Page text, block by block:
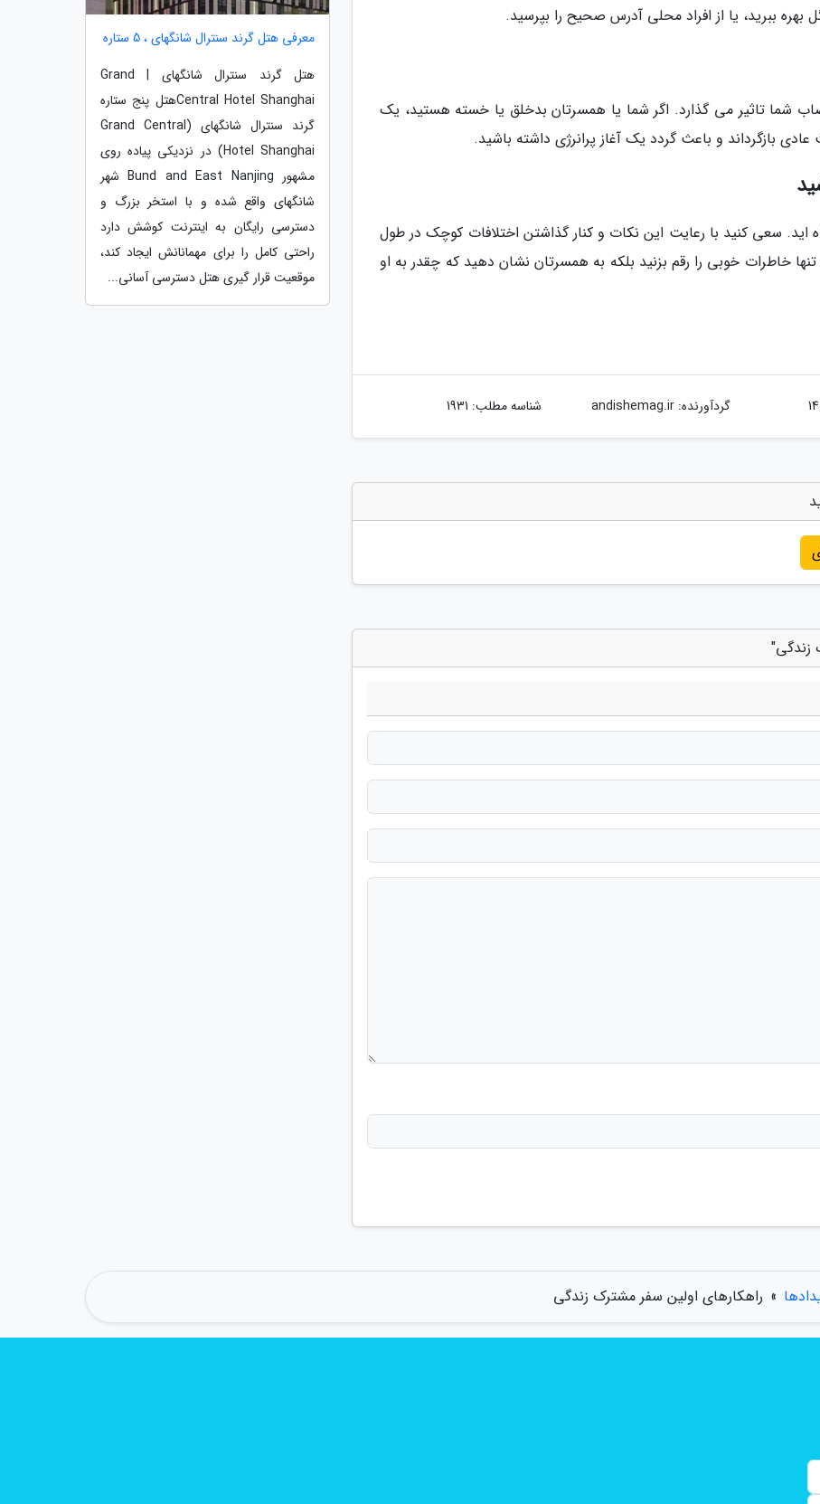
ببرید، یا از افراد محلی آدرس صحیح را بپرسید.
شما تاثیر می گذارد. اگر شما یا همسرتان بدخلق یا خسته هستید، یک
بازگرداند و باعث گردد یک آغاز پرانرژی داشته باشید.
اید. سعی کنید با رعایت این نکات و کنار گذاشتن اختلافات کوچک در طول
خاطرات خوبی را رقم بزنید بلکه به همسرتان نشان دهید که چقدر به او
گردآورنده:andishemag.ir شناسه مطلب: 1931
زندگی"
معرفی هتل گرند سنترال شانگهای ، 5 ستاره
هتل گرند سنترال شانگهای | Grand
Central Hotel Shanghaiهتل پنج ستاره
گرند سنترال شانگهای (Grand Central
Hotel Shanghai) در نزدیکی پیاده روی
مشهور Bund and East Nanjing شهر
شانگهای واقع شده و با استخر بزرگ و
دسترسی رایگان به اینترنت کوشش دارد
راحتی کامل را برای مهمانانش ایجاد کند،
موقعیت قرار گیری هتل دسترسی آسانی...
» راهکارهای اولین سفر مشترک زندگی